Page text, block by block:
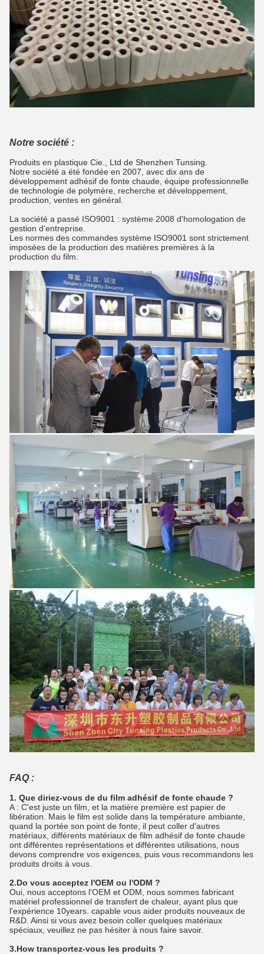
Notre société :
Produits en plastique Cie., Ltd de Shenzhen Tunsing.
Notre société a été fondée en 2007, avec dix ans de
développement adhésif de fonte chaude, équipe professionnelle
de technologie de polymère, recherche et développement,
production, ventes en général.
La société a passé ISO9001 : système 2008 d'homologation de
gestion d'entreprise.
Les normes des commandes système ISO9001 sont strictement
imposées de la production des matières premières à la
production du film.
FAQ :
1. Que diriez-vous de du film adhésif de fonte chaude ?
A : C'est juste un film, et la matière première est papier de
libération. Mais le film est solide dans la température ambiante,
quand la portée son point de fonte, il peut coller d'autres
matériaux, différents matériaux de film adhésif de fonte chaude
ont différentes représentations et différentes utilisations, nous
devons comprendre vos exigences, puis vous recommandons les
produits droits à vous.
2.Do vous acceptez l'OEM ou l'ODM ?
Oui, nous acceptons l'OEM et ODM, nous sommes fabricant
matériel professionnel de transfert de chaleur, ayant plus que
l'expérience 10years. capable vous aider produits nouveaux de
R&D. Ainsi si vous avez besoin coller quelques matériaux
spéciaux, veuillez ne pas hésiter à nous faire savoir.
3.How transportez-vous les produits ?